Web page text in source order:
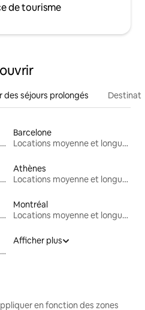
de tourisme
séjours prolongés
Locations moyenne et longue durée
Barcelone
Locations moyenne et longue durée
Locations moyenne et longue durée
Athènes
Locations moyenne et longue durée
Locations moyenne et longue durée
Montréal
Locations moyenne et longue durée
Locations moyenne et longue durée
Afficher plus
en fonction des zones